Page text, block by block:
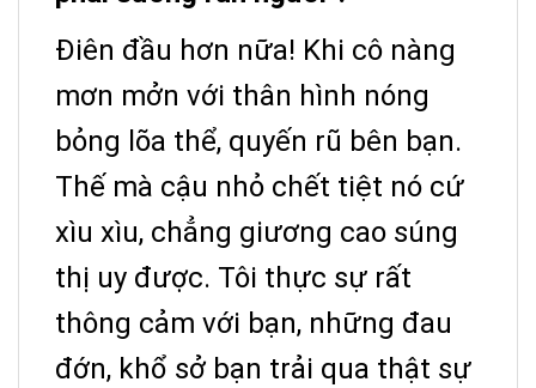
Điên đầu hơn nữa! Khi cô nàng
mơn mởn với thân hình nóng
bỏng lõa thể, quyến rũ bên bạn.
Thế mà cậu nhỏ chết tiệt nó cứ
xìu xìu, chẳng giương cao súng
thị uy được. Tôi thực sự rất
thông cảm với bạn, những đau
đớn, khổ sở bạn trải qua thật sự